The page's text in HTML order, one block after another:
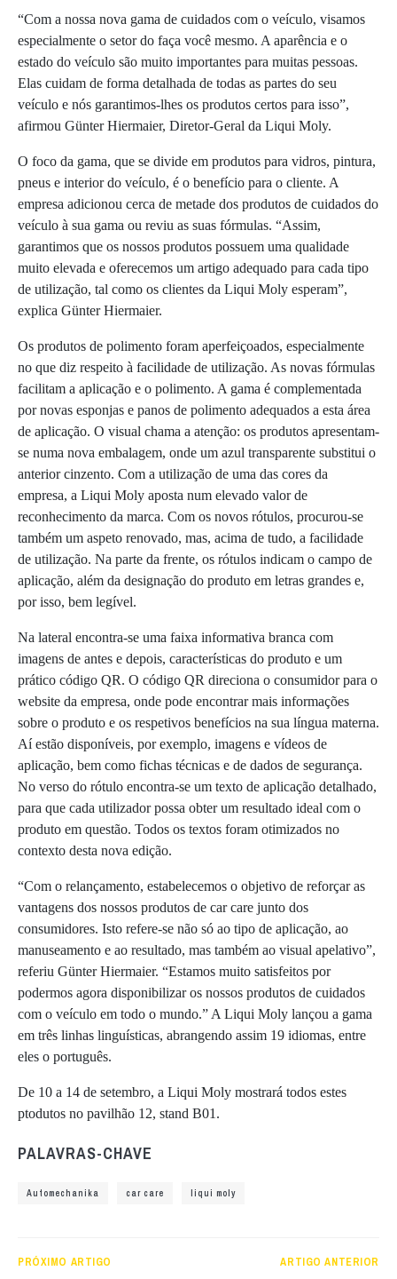
“Com a nossa nova gama de cuidados com o veículo, visamos
especialmente o setor do faça você mesmo. A aparência e o
estado do veículo são muito importantes para muitas pessoas.
Elas cuidam de forma detalhada de todas as partes do seu
veículo e nós garantimos-lhes os produtos certos para isso”,
afirmou Günter Hiermaier, Diretor-Geral da Liqui Moly.
O foco da gama, que se divide em produtos para vidros, pintura,
pneus e interior do veículo, é o benefício para o cliente. A
empresa adicionou cerca de metade dos produtos de cuidados do
veículo à sua gama ou reviu as suas fórmulas. “Assim,
garantimos que os nossos produtos possuem uma qualidade
muito elevada e oferecemos um artigo adequado para cada tipo
de utilização, tal como os clientes da Liqui Moly esperam”,
explica Günter Hiermaier.
Os produtos de polimento foram aperfeiçoados, especialmente
no que diz respeito à facilidade de utilização. As novas fórmulas
facilitam a aplicação e o polimento. A gama é complementada
por novas esponjas e panos de polimento adequados a esta área
de aplicação. O visual chama a atenção: os produtos apresentam-
se numa nova embalagem, onde um azul transparente substitui o
anterior cinzento. Com a utilização de uma das cores da
empresa, a Liqui Moly aposta num elevado valor de
reconhecimento da marca. Com os novos rótulos, procurou-se
também um aspeto renovado, mas, acima de tudo, a facilidade
de utilização. Na parte da frente, os rótulos indicam o campo de
aplicação, além da designação do produto em letras grandes e,
por isso, bem legível.
Na lateral encontra-se uma faixa informativa branca com
imagens de antes e depois, características do produto e um
prático código QR. O código QR direciona o consumidor para o
website da empresa, onde pode encontrar mais informações
sobre o produto e os respetivos benefícios na sua língua materna.
Aí estão disponíveis, por exemplo, imagens e vídeos de
aplicação, bem como fichas técnicas e de dados de segurança.
No verso do rótulo encontra-se um texto de aplicação detalhado,
para que cada utilizador possa obter um resultado ideal com o
produto em questão. Todos os textos foram otimizados no
contexto desta nova edição.
“Com o relançamento, estabelecemos o objetivo de reforçar as
vantagens dos nossos produtos de car care junto dos
consumidores. Isto refere-se não só ao tipo de aplicação, ao
manuseamento e ao resultado, mas também ao visual apelativo”,
referiu Günter Hiermaier. “Estamos muito satisfeitos por
podermos agora disponibilizar os nossos produtos de cuidados
com o veículo em todo o mundo.” A Liqui Moly lançou a gama
em três linhas linguísticas, abrangendo assim 19 idiomas, entre
eles o português.
De 10 a 14 de setembro, a Liqui Moly mostrará todos estes
ptodutos no pavilhão 12, stand B01.
PALAVRAS-CHAVE
Automechanika car care liqui moly
PRÓXIMO ARTIGO ARTIGO ANTERIOR